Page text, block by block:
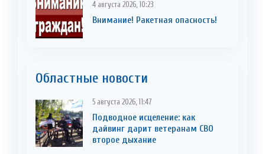
4 августа 2026, 10:23
Внимание! Ракетная опасность!
Областные новости
5 августа 2026, 11:47
Подводное исцеление: как
дайвинг дарит ветеранам СВО
второе дыхание